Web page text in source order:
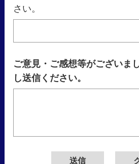
さい。
ご意見・ご感想等がございま
し送信ください。